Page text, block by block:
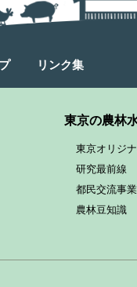
リンク集
東京の農林
東京オリジ
研究最前線
都民交流事業
農林豆知識